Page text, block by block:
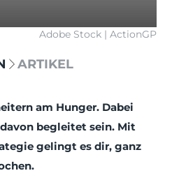
Adobe Stock | ActionGP
ARTIKEL
am Hunger. Dabei
begleitet sein. Mit
gelingt es dir, ganz